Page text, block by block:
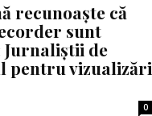
recunoaște că
sunt
Jurnaliștii de
pentru vizualizări
0